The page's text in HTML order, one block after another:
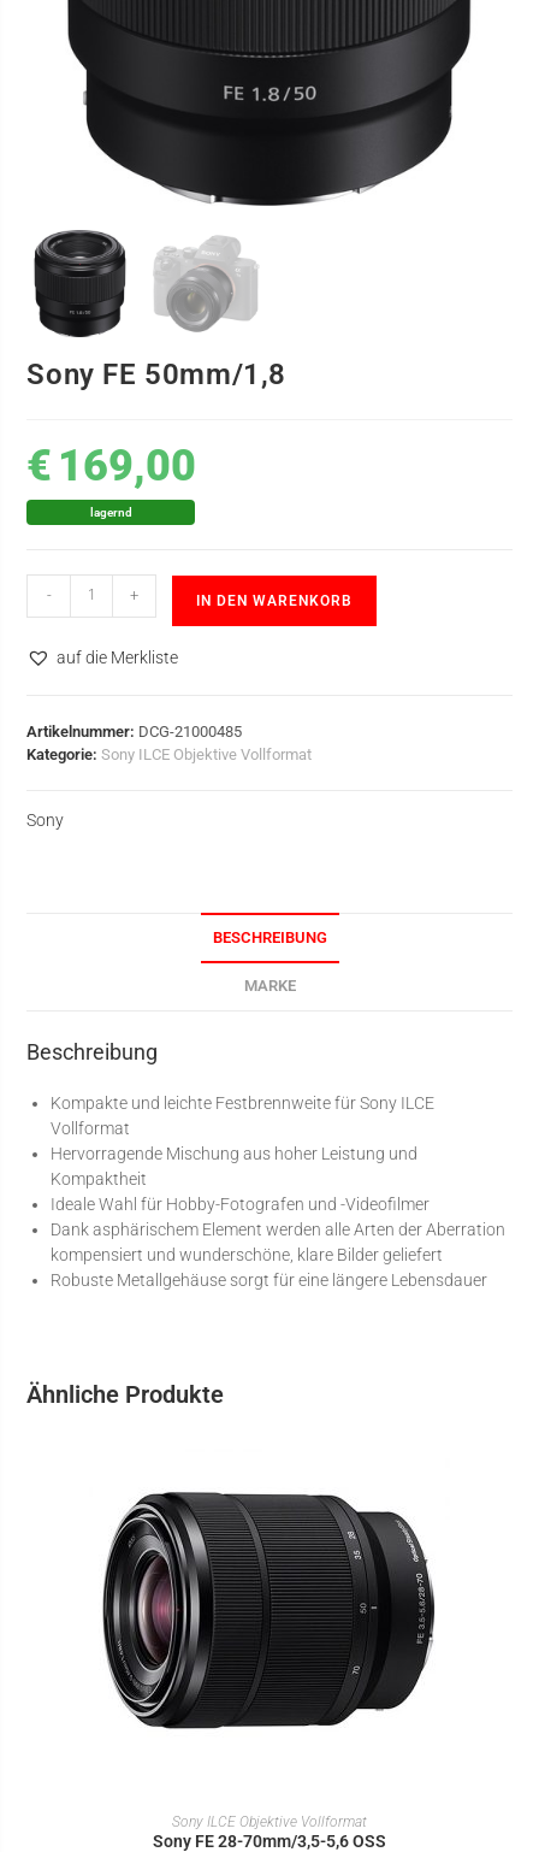
Sony FE 50mm/1,8
€ 169,00
lagernd
- + IN DEN WARENKORB
auf die Merkliste
Artikelnummer: DCG-21000485
Kategorie:Sony ILCE Objektive Vollformat
Sony
BESCHREIBUNG
MARKE
Beschreibung
Kompakte und leichte Festbrennweite für Sony ILCE
Vollformat
Hervorragende Mischung aus hoher Leistung und
Kompaktheit
Ideale Wahl für Hobby-Fotografen und -Videofilmer
Dank asphärischem Element werden alle Arten der Aberration
kompensiert und wunderschöne, klare Bilder geliefert
Robuste Metallgehäuse sorgt für eine längere Lebensdauer
Ähnliche Produkte
IN DEN WARENKORB
Sony ILCE Objektive Vollformat
Sony FE 28-70mm/3,5-5,6 OSS